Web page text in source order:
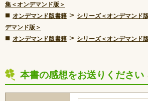
集＜オンデマンド版＞
■ オンデマンド版書籍 > シリーズ＜オンデマンド
デマンド版＞
■ オンデマンド版書籍 > シリーズ＜オンデマンド
本書の感想をお送りください